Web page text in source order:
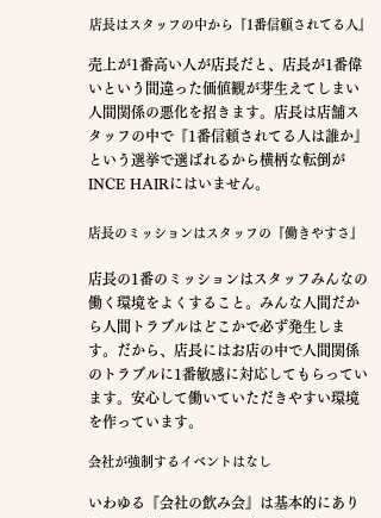
店長はスタッフの中から『1番信頼されてる人』
売上が1番高い人が店長だと、店長が1番偉
いという間違った価値観が芽生えてしまい
人間関係の悪化を招きます。店長は店舗ス
タッフの中で『1番信頼されてる人は誰か』
という選挙で選ばれるから横柄な転倒が
INCE HAIRにはいません。
店長のミッションはスタッフの『働きやすさ』
店長の1番のミッションはスタッフみんなの
働く環境をよくすること。 ​みんな人間だか
ら人間トラブルはどこかで必ず発生しま
す。だから、店長にはお店の中で人間関係
のトラブルに1番敏感に対応してもらってい
ます。安心して働いていただきやすい環境
を作っています。
会社が強制するイベントはなし
いわゆる『会社の飲み会』は基本的にあり